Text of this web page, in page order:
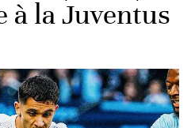
à la Juventus